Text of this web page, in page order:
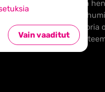
Vain vaaditut
herättävimpiin
työskentelystä,
mustaa huumoria
johtajuuden